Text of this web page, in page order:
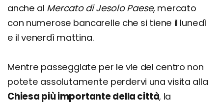
anche al Mercato di Jesolo Paese, mercato
con numerose bancarelle che si tiene il lunedì
e il venerdì mattina.
Mentre passeggiate per le vie del centro non
potete assolutamente perdervi una visita alla
Chiesa più importante della città, la